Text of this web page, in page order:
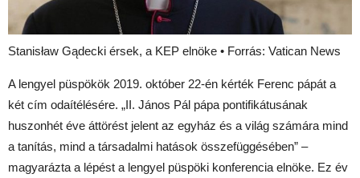
Stanisław Gądecki érsek, a KEP elnöke • Forrás: Vatican News
A lengyel püspökök 2019. október 22-én kérték Ferenc pápát a
két cím odaítélésére. „II. János Pál pápa pontifikátusának
huszonhét éve áttörést jelent az egyház és a világ számára mind
a tanítás, mind a társadalmi hatások összefüggésében” –
magyarázta a lépést a lengyel püspöki konferencia elnöke. Ez év